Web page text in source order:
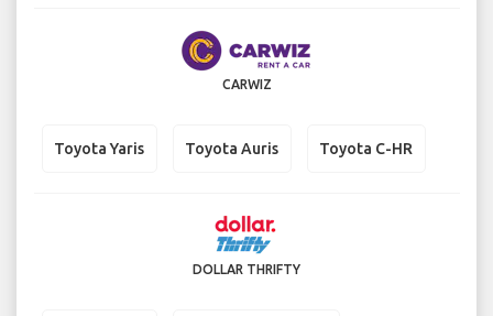
CARWIZ
Toyota Yaris Toyota Auris Toyota C-HR
DOLLAR THRIFTY